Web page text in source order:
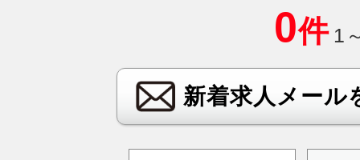
0件 1
新着求人メール